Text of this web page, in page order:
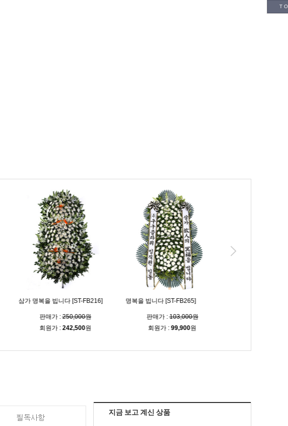
근조화환 3단〈특별상품〉 [ST-
FB058]
판매가 : 95,000원
회원가 :92,200원
실속 가격 근조3단 [ST-FB154]
판매가 : 99,000원
회원가 :96,000원
지금 보고 계신 상품